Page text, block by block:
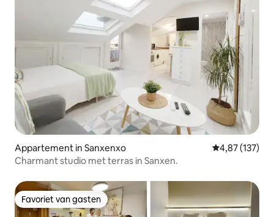
Appartement in Sanxenxo Gemiddelde
4,87 (137)
Charmant studio met terras in Sanxen.
Favoriet van gasten
Favoriet van gasten